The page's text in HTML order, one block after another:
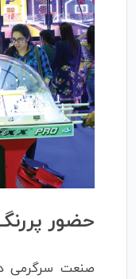
حضور
صنعت سرگرمی